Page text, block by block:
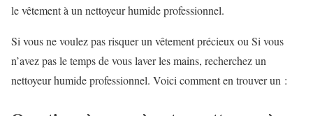
le vêtement à un nettoyeur humide professionnel.
Si vous ne voulez pas risquer un vêtement précieux ouSi vous
n’avez pas le temps de vous laver les mains, recherchez un
nettoyeur humide professionnel. Voici comment en trouver un :